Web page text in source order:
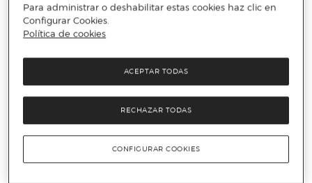
Para administrar o deshabilitar estas cookies haz clic en
Configurar Cookies.
Política de cookies
RECHAZAR TODAS
ACEPTAR TODAS
CONFIGURAR COOKIES